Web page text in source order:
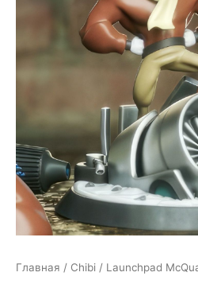
Главная / Chibi / Launchpad